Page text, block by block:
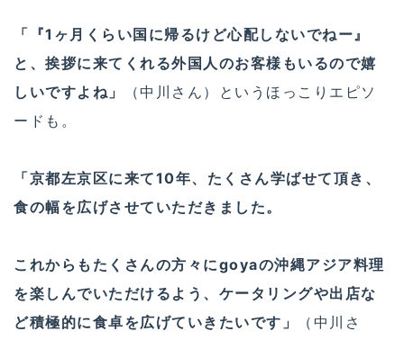
「『1ヶ月くらい国に帰るけど心配しないでねー』
と、挨拶に来てくれる外国人のお客様もいるので嬉
しいですよね」
（中川さん）というほっこりエピソ
ードも。
「京都左京区に来て10年、たくさん学ばせて頂き、
食の幅を広げさせていただきました。
これからもたくさんの方々にgoyaの沖縄アジア料理
を楽しんでいただけるよう、ケータリングや出店な
ど積極的に食卓を広げていきたいです」
（中川さ